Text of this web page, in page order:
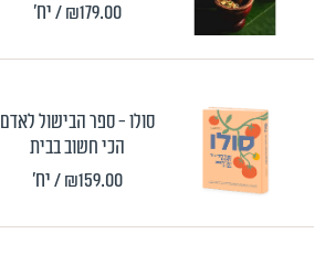
₪179.00/ יח'
סולו - ספר הבישול לאדם
הכי חשוב בבית
₪159.00/ יח'